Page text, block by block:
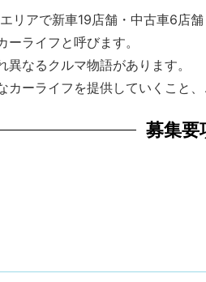
リアで新車19店舗・中古車6店
ライフと呼びます。
なるクルマ物語があります。
ーライフを提供していくこと
募集要